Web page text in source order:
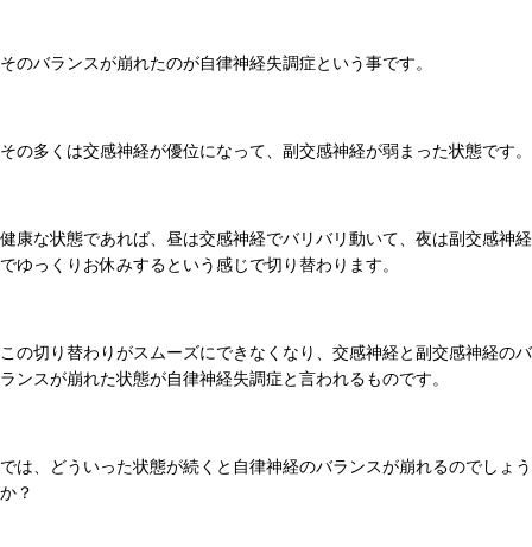
そのバランスが崩れたのが自律神経失調症という事です。
その多くは交感神経が優位になって、副交感神経が弱まった状態です。
健康な状態であれば、昼は交感神経でバリバリ動いて、夜は副交感神経
でゆっくりお休みするという感じで切り替わります。
この切り替わりがスムーズにできなくなり、交感神経と副交感神経のバ
ランスが崩れた状態が自律神経失調症と言われるものです。
では、どういった状態が続くと自律神経のバランスが崩れるのでしょう
か？